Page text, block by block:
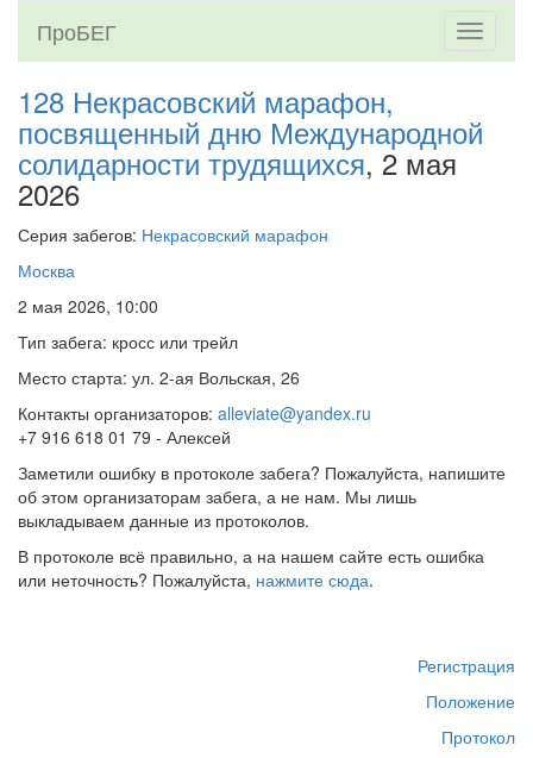
Toggle
ПроБЕГ
128 Некрасовский марафон,
посвященный дню Международной
солидарности трудящихся, 2 мая
2026
Серия забегов: Некрасовский марафон
Москва
2 мая 2026, 10:00
Тип забега: кросс или трейл
Место старта: ул. 2-ая Вольская, 26
Контакты организаторов: alleviate@yandex.ru
+7 916 618 01 79 - Алексей
Заметили ошибку в протоколе забега? Пожалуйста, напишите
об этом организаторам забега, а не нам. Мы лишь
выкладываем данные из протоколов.
В протоколе всё правильно, а на нашем сайте есть ошибка
или неточность? Пожалуйста, нажмите сюда.
Регистрация
Положение
Протокол